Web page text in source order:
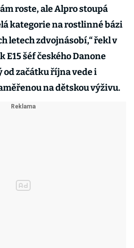
roste, ale Alpro stoupá
kategorie na rostlinné bázi
letech zdvojnásobí,“ řekl v
šéf českého Danone
od začátku října vede i
na dětskou výživu.